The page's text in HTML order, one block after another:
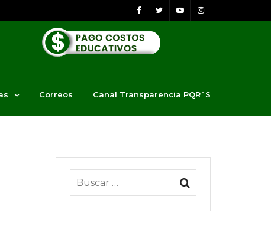
Correos Canal Transparencia PQR´S